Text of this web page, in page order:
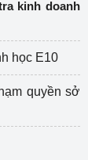
kinh doanh
học E10
quyền sở